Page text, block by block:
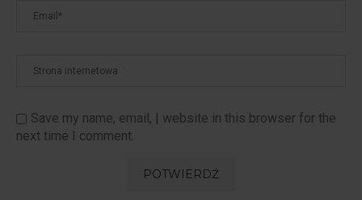
Save my name, email, | website in this browser for the
next time I comment.